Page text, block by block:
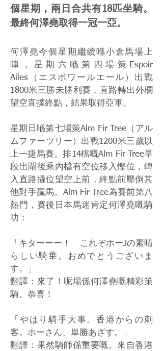
個星期，兩日合共有18匹坐騎。
最終何澤堯取得一冠一亞。
何澤堯今個星期繼續喺小倉馬場上
陣，星期六喺第四場策Espoir
Ailes（エスポワールエール）出戰
1800米三勝未勝利賽，直路轉出外欄
望空直撲終點，結果取得亞軍。
星期日喺第七場策Alm Fir Tree（アル
ムファーツリー）出戰1200米三歲以
上一捷馬賽。排14檔嘅Alm Fir Tree早
段出閘後乘內檔有空位移入慳位，轉
入直路撬位望空上前，終點前壓倒其
他對手贏馬。Alm Fir Tree為賽前第八
熱門，賽後日本馬迷肯定何澤堯嘅騎
功：
「キターーー！ これぞホーJの素晴
らしい騎乗。おめでとうございま
す。」
翻譯：來了！呢場係何澤堯嘅精彩策
騎。恭喜！
「やはり騎手大事。香港からの刺
客。ホーさん、単勝あざす。」
翻譯：果然騎師係重要嘅。來自香港